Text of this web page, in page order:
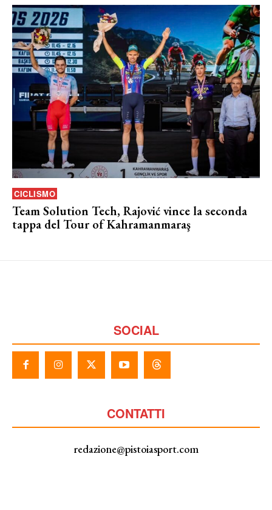
CICLISMO
Team Solution Tech, Rajović vince la seconda
tappa del Tour of Kahramanmaraş
SOCIAL
CONTATTI
redazione@pistoiasport.com